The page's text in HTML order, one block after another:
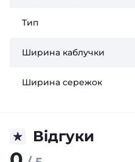
Тип
Ширина каблучки
Ширина сережок
Відгуки